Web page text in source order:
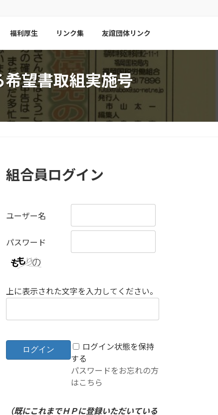
福利厚生 リンク集 友誼団体リンク
望書取組実施号
組合員ログイン
ユーザー名
パスワード
上に表示された文字を入力してください。
ログイン状態を保持
する
パスワードをお忘れの方
はこちら
（既にこれまでＨＰに登録いただいている